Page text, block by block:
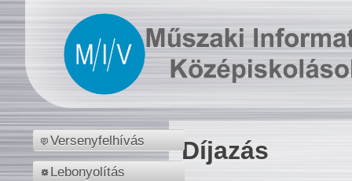
Versenyfelhívás
Lebonyolítás
Díjazás